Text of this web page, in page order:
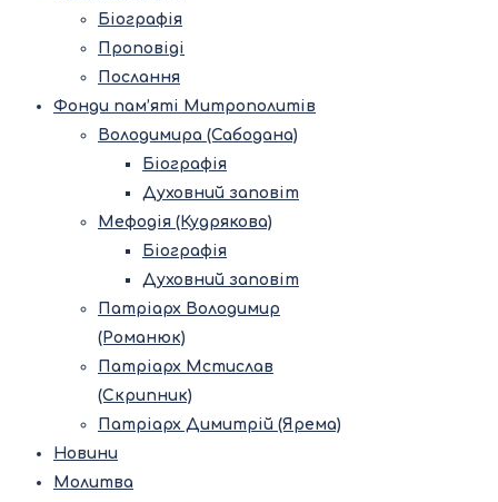
Біографія
Проповіді
Послання
Фонди пам’яті Митрополитів
Володимира (Сабодана)
Біографія
Духовний заповіт
Мефодія (Кудрякова)
Біографія
Духовний заповіт
Патріарх Володимир
(Романюк)
Патріарх Мстислав
(Скрипник)
Патріарх Димитрій (Ярема)
Новини
Молитва